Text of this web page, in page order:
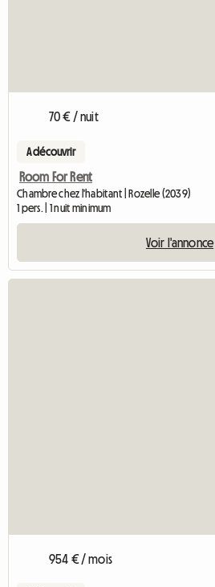
70 € / nuit
A découvrir
Room For Rent
Chambre chez l'habitant | Rozelle (2039)
1 pers. | 1 nuit minimum
Voir l'annonce
954 € / mois